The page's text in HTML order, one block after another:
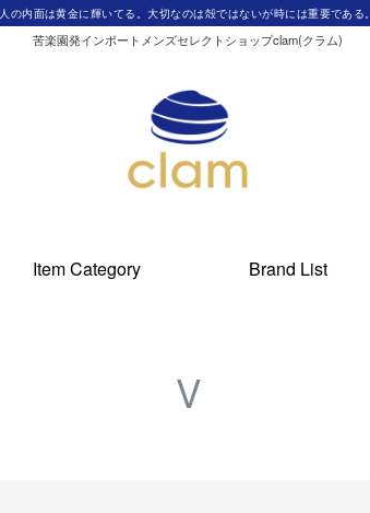
人の内面は黄金に輝いてる。大切なのは殻ではないが時には重要である。
苦楽園発インポートメンズセレクトショップclam(クラム)
Item Category Brand List
V